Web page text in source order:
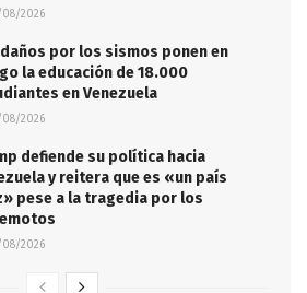
2026
por los sismos ponen en
la educación de 18.000
en Venezuela
2026
defiende su política hacia
y reitera que es «un país
pese a la tragedia por los
2026